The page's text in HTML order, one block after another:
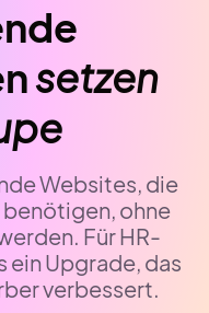
setzen
Websites, die
ohne
Für HR-
ein Upgrade, das
verbessert.